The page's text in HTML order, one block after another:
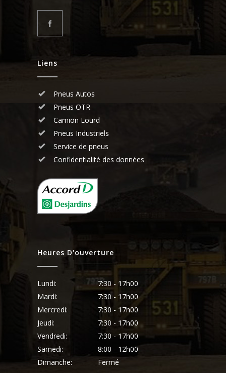
Liens
Pneus Autos
Pneus OTR
Camion Lourd
Pneus Industriels
Service de pneus
Confidentialité des données
Heures D'ouverture
Lundi:
7:30 - 17h00
Mardi:
7:30 - 17h00
Mercredi:
7:30 - 17h00
Jeudi:
7:30 - 17h00
Vendredi:
7:30 - 17h00
Samedi:
8:00 - 12h00
Dimanche:
Fermé